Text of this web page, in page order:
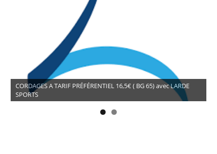
CORDAGES A TARIF PRÉFÉRENTIEL 16,5€ ( BG 65) avec LARDE
SPORTS